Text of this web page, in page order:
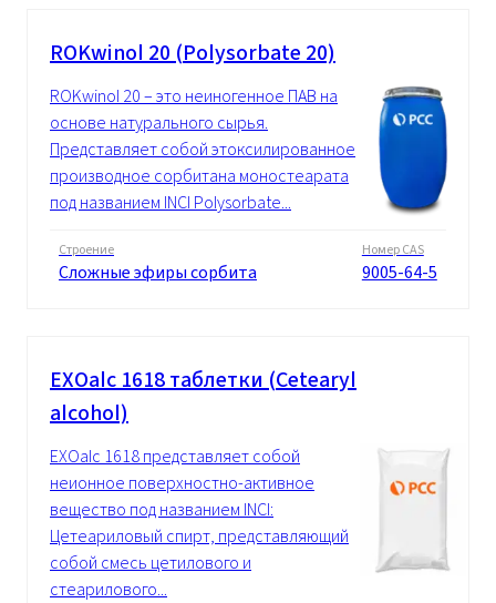
ROKwinol 20 (Polysorbate 20)
ROKwinol 20 – это неиногенное ПАВ на
основе натурального сырья.
Представляет собой этоксилированное
производное сорбитана моностеарата
под названием INCI Polysorbate...
Строение
Сложные эфиры сорбита
Номер CAS
9005-64-5
EXOalc 1618 таблетки (Cetearyl
alcohol)
EXOalc 1618 представляет собой
неионное поверхностно-активное
вещество под названием INCI:
Цетеариловый спирт, представляющий
собой смесь цетилового и
стеарилового...